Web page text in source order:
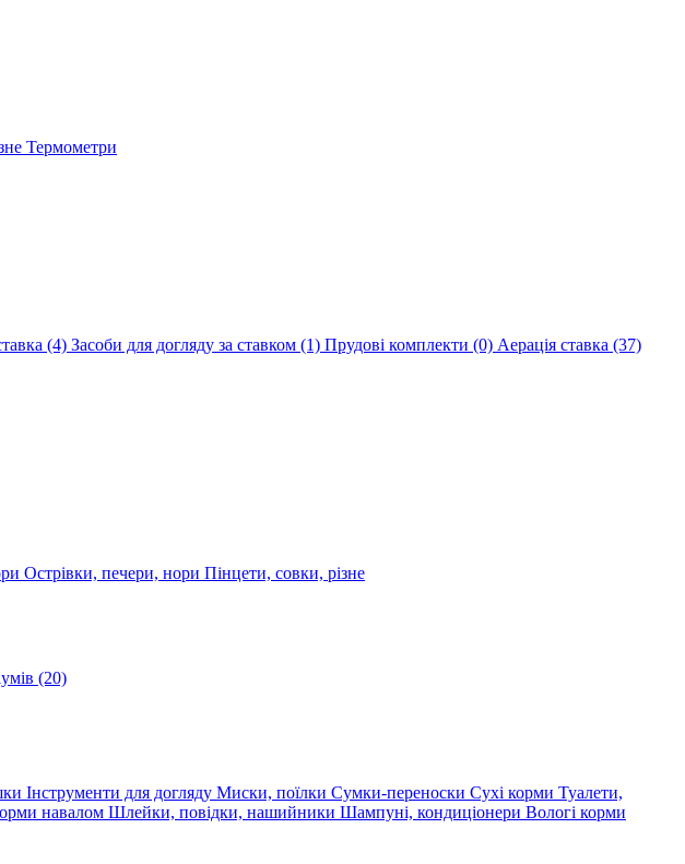
Термометри
(4) Засоби для догляду за ставком (1) Прудові комплекти (0) Аерація ставка (37)
Острівки, печери, нори Пінцети, совки, різне
(20)
Інструменти для догляду Миски, поїлки Сумки-переноски Сухі корми Туалети,
навалом Шлейки, повідки, нашийники Шампуні, кондиціонери Вологі корми